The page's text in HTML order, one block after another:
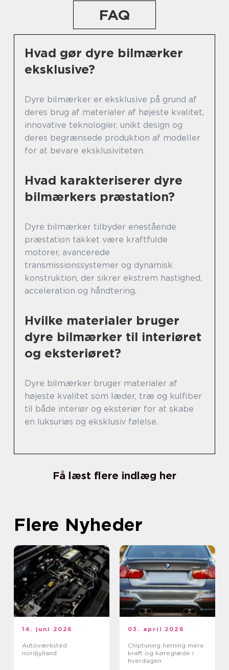
FAQ
Hvad gør dyre bilmærker
eksklusive?
Dyre bilmærker er eksklusive på grund af
deres brug af materialer af højeste kvalitet,
innovative teknologier, unikt design og
deres begrænsede produktion af modeller
for at bevare eksklusiviteten.
Hvad karakteriserer dyre
bilmærkers præstation?
Dyre bilmærker tilbyder enestående
præstation takket være kraftfulde
motorer, avancerede
transmissionssystemer og dynamisk
konstruktion, der sikrer ekstrem hastighed,
acceleration og håndtering.
Hvilke materialer bruger
dyre bilmærker til interiøret
og eksteriøret?
Dyre bilmærker bruger materialer af
højeste kvalitet som læder, træ og kulfiber
til både interiør og eksteriør for at skabe
en luksuriøs og eksklusiv følelse.
Få læst flere indlæg her
Flere Nyheder
14. juni 2026
Autoværksted
nordjylland
03. april 2026
Chiptuning herning mere
kraft og køreglæde i
hverdagen